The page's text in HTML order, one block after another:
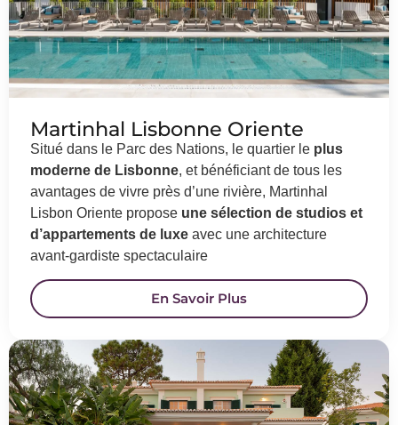
Martinhal Lisbonne Oriente
Situé dans le Parc des Nations, le quartier le plus
moderne de Lisbonne, et bénéficiant de tous les
avantages de vivre près d’une rivière, Martinhal
Lisbon Oriente propose une sélection de studios et
d’appartements de luxe avec une architecture
avant-gardiste spectaculaire
En Savoir Plus